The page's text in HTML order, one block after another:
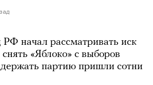
РФ начал рассматривать иск
«Яблоко» с выборов
партию пришли сотни